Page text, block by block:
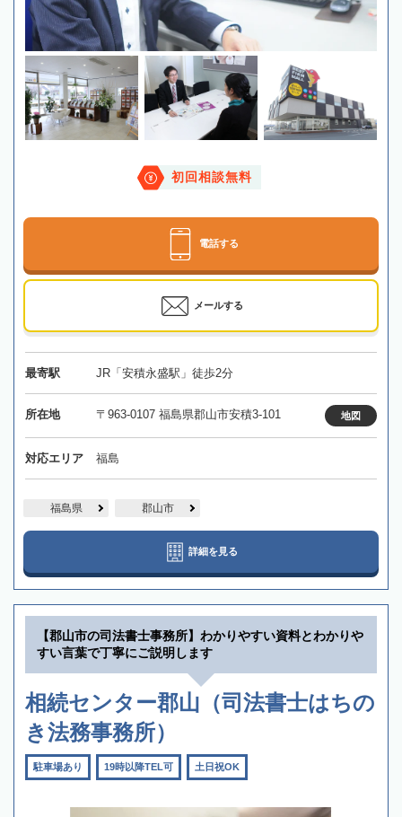
初回相談無料
電話する
メールする
最寄駅 JR「安積永盛駅」徒歩2分
所在地 〒963-0107 福島県郡山市安積3-101 地図
対応エリア 福島
福島県 郡山市
詳細を見る
【郡山市の司法書士事務所】わかりやすい資料とわかりや
すい言葉で丁寧にご説明します
相続センター郡山（司法書士はちの
き法務事務所）
駐車場あり 19時以降TEL可 土日祝OK